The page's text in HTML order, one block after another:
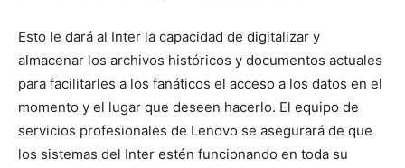
Esto le dará al Inter la capacidad de digitalizar y
almacenar los archivos históricos y documentos actuales
para facilitarles a los fanáticos el acceso a los datos en el
momento y el lugar que deseen hacerlo. El equipo de
servicios profesionales de Lenovo se asegurará de que
los sistemas del Inter estén funcionando en toda su